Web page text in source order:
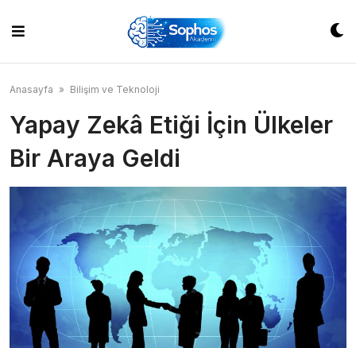
content
Anasayfa » Bilişim ve Teknoloji
Yapay Zekâ Etiği İçin Ülkeler
Bir Araya Geldi